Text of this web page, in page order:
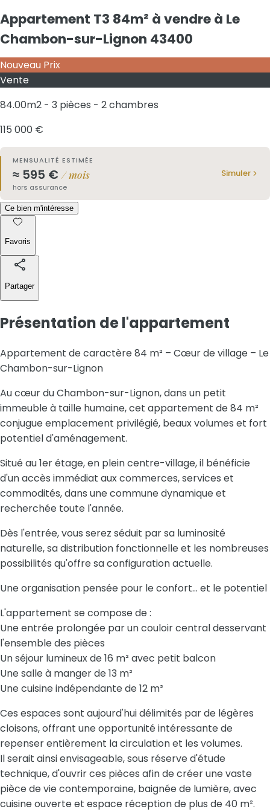
Appartement T3 84m² à vendre à Le
Chambon-sur-Lignon 43400
Nouveau Prix
Vente
84.00m2 - 3 pièces - 2 chambres
115 000 €
MENSUALITÉ ESTIMÉE
≈ 595 €/ mois
hors assurance
Simuler
Ce bien m'intéresse
Favoris
Partager
Présentation de l'appartement
Appartement de caractère 84 m² – Cœur de village – Le
Chambon-sur-Lignon
Au cœur du Chambon-sur-Lignon, dans un petit
immeuble à taille humaine, cet appartement de 84 m²
conjugue emplacement privilégié, beaux volumes et fort
potentiel d'aménagement.
Situé au 1er étage, en plein centre-village, il bénéficie
d'un accès immédiat aux commerces, services et
commodités, dans une commune dynamique et
recherchée toute l'année.
Dès l'entrée, vous serez séduit par sa luminosité
naturelle, sa distribution fonctionnelle et les nombreuses
possibilités qu'offre sa configuration actuelle.
Une organisation pensée pour le confort… et le potentiel
L'appartement se compose de :
Une entrée prolongée par un couloir central desservant
l'ensemble des pièces
Un séjour lumineux de 16 m² avec petit balcon
Une salle à manger de 13 m²
Une cuisine indépendante de 12 m²
Ces espaces sont aujourd'hui délimités par de légères
cloisons, offrant une opportunité intéressante de
repenser entièrement la circulation et les volumes.
Il serait ainsi envisageable, sous réserve d'étude
technique, d'ouvrir ces pièces afin de créer une vaste
pièce de vie contemporaine, baignée de lumière, avec
cuisine ouverte et espace réception de plus de 40 m².